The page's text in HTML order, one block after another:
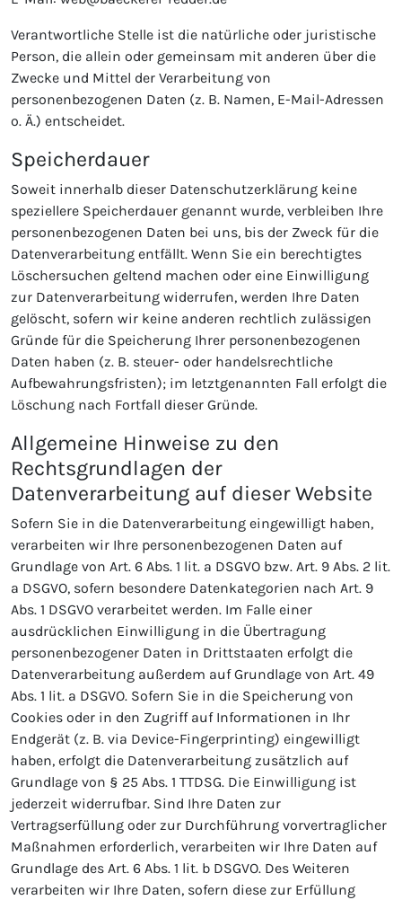
Verantwortliche Stelle ist die natürliche oder juristische
Person, die allein oder gemeinsam mit anderen über die
Zwecke und Mittel der Verarbeitung von
personenbezogenen Daten (z. B. Namen, E-Mail-Adressen
o. Ä.) entscheidet.
Speicherdauer
Soweit innerhalb dieser Datenschutzerklärung keine
speziellere Speicherdauer genannt wurde, verbleiben Ihre
personenbezogenen Daten bei uns, bis der Zweck für die
Datenverarbeitung entfällt. Wenn Sie ein berechtigtes
Löschersuchen geltend machen oder eine Einwilligung
zur Datenverarbeitung widerrufen, werden Ihre Daten
gelöscht, sofern wir keine anderen rechtlich zulässigen
Gründe für die Speicherung Ihrer personenbezogenen
Daten haben (z. B. steuer- oder handelsrechtliche
Aufbewahrungsfristen); im letztgenannten Fall erfolgt die
Löschung nach Fortfall dieser Gründe.
Allgemeine Hinweise zu den
Rechtsgrundlagen der
Datenverarbeitung auf dieser Website
Sofern Sie in die Datenverarbeitung eingewilligt haben,
verarbeiten wir Ihre personenbezogenen Daten auf
Grundlage von Art. 6 Abs. 1 lit. a DSGVO bzw. Art. 9 Abs. 2 lit.
a DSGVO, sofern besondere Datenkategorien nach Art. 9
Abs. 1 DSGVO verarbeitet werden. Im Falle einer
ausdrücklichen Einwilligung in die Übertragung
personenbezogener Daten in Drittstaaten erfolgt die
Datenverarbeitung außerdem auf Grundlage von Art. 49
Abs. 1 lit. a DSGVO. Sofern Sie in die Speicherung von
Cookies oder in den Zugriff auf Informationen in Ihr
Endgerät (z. B. via Device-Fingerprinting) eingewilligt
haben, erfolgt die Datenverarbeitung zusätzlich auf
Grundlage von § 25 Abs. 1 TTDSG. Die Einwilligung ist
jederzeit widerrufbar. Sind Ihre Daten zur
Vertragserfüllung oder zur Durchführung vorvertraglicher
Maßnahmen erforderlich, verarbeiten wir Ihre Daten auf
Grundlage des Art. 6 Abs. 1 lit. b DSGVO. Des Weiteren
verarbeiten wir Ihre Daten, sofern diese zur Erfüllung